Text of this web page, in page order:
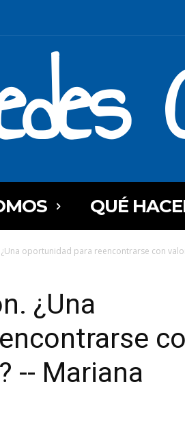
QUÉ
oportunidad para reencontrarse con
¿Una
-- Mariana